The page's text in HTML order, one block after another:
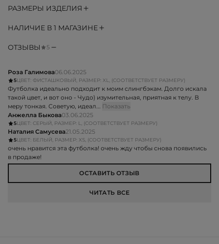
РАЗМЕРЫ ИЗДЕЛИЯ
НАЛИЧИЕ В 1 МАГАЗИНЕ
ОТЗЫВЫ 5
Роза Галимова06.06.2025
5ЦВЕТ: ФИСТАШКОВЫЙ, РАЗМЕР: XL, (СООТВЕТСТВУЕТ РАЗМЕРУ)
Футболка идеально подходит к моим слингбэкам. Долго искала
такой цвет, и вот оно - Чудо) изумительная, приятная к телу. В
меру тонкая. Советую, идеал... Показать
Анжелла Быкова03.06.2025
5ЦВЕТ: СЕРЫЙ, РАЗМЕР: L, (СООТВЕТСТВУЕТ РАЗМЕРУ)
Наталия Самусева21.05.2025
5ЦВЕТ: БЕЛЫЙ, РАЗМЕР: XS, (СООТВЕТСТВУЕТ РАЗМЕРУ)
очень нравится эта футболка! очень жду чтобы снова появились
в продаже!
ОСТАВИТЬ ОТЗЫВ
ЧИТАТЬ ВСЕ